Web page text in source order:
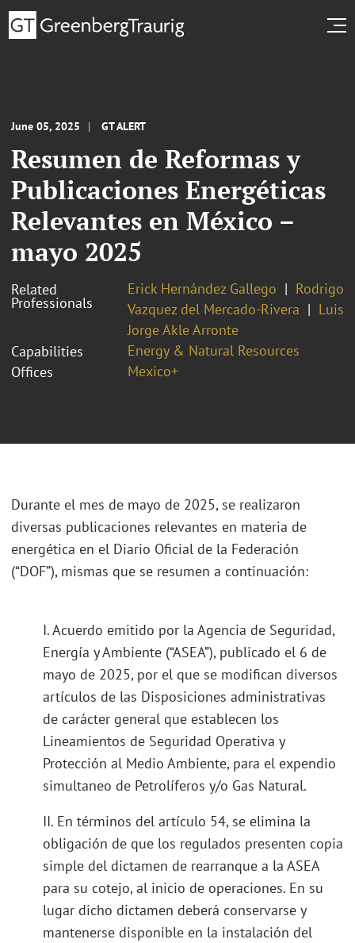
June 05, 2025 GT ALERT
Resumen de Reformas y
Publicaciones Energéticas
Relevantes en México –
mayo 2025
Related
Professionals
Erick Hernández Gallego
Rodrigo
Vazquez del Mercado-Rivera
Luis
Jorge Akle Arronte
Capabilities
Energy & Natural Resources
Offices
Mexico+
Durante el mes de mayo de 2025, se realizaron
diversas publicaciones relevantes en materia de
energética en el Diario Oficial de la Federación
(“DOF”), mismas que se resumen a continuación:
I. Acuerdo emitido por la Agencia de Seguridad,
Energía y Ambiente (“ASEA”), publicado el 6 de
mayo de 2025, por el que se modifican diversos
artículos de las Disposiciones administrativas
de carácter general que establecen los
Lineamientos de Seguridad Operativa y
Protección al Medio Ambiente, para el expendio
simultaneo de Petrolíferos y/o Gas Natural.
II. En términos del artículo 54, se elimina la
obligación de que los regulados presenten copia
simple del dictamen de rearranque a la ASEA
para su cotejo, al inicio de operaciones. En su
lugar dicho dictamen deberá conservarse y
mantenerse disponible en la instalación del